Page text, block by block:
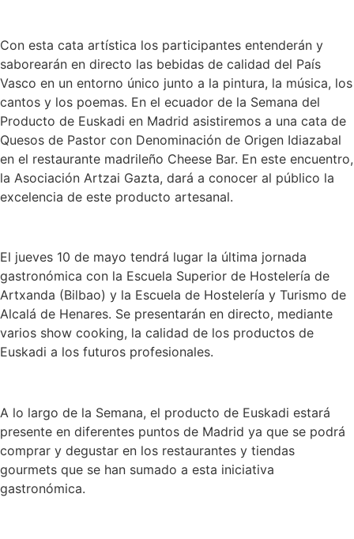
Con esta cata artística los participantes entenderán y
saborearán en directo las bebidas de calidad del País
Vasco en un entorno único junto a la pintura, la música, los
cantos y los poemas. En el ecuador de la Semana del
Producto de Euskadi en Madrid asistiremos a una cata de
Quesos de Pastor con Denominación de Origen Idiazabal
en el restaurante madrileño Cheese Bar. En este encuentro,
la Asociación Artzai Gazta, dará a conocer al público la
excelencia de este producto artesanal.
El jueves 10 de mayo tendrá lugar la última jornada
gastronómica con la Escuela Superior de Hostelería de
Artxanda (Bilbao) y la Escuela de Hostelería y Turismo de
Alcalá de Henares. Se presentarán en directo, mediante
varios show cooking, la calidad de los productos de
Euskadi a los futuros profesionales.
A lo largo de la Semana, el producto de Euskadi estará
presente en diferentes puntos de Madrid ya que se podrá
comprar y degustar en los restaurantes y tiendas
gourmets que se han sumado a esta iniciativa
gastronómica.